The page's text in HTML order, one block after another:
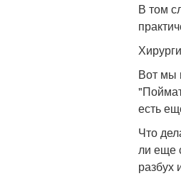
В том
Вот мы
есть
Что
ли еще
разбух